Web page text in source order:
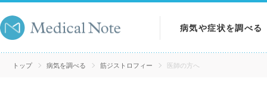
病気や症状を調べる
病気を調べる
トップ 病気を調べる 筋ジストロフィー 医師の方へ